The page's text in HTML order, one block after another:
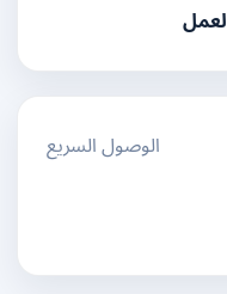
الوصول السريع